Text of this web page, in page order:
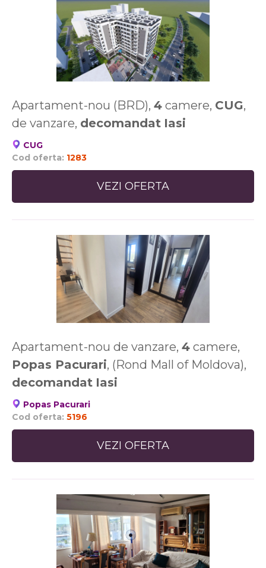
Apartament-nou (BRD), 4 camere, CUG,
de vanzare, decomandat Iasi
CUG
Cod oferta: 1283
VEZI OFERTA
Apartament-nou de vanzare, 4 camere,
Popas Pacurari, (Rond Mall of Moldova),
decomandat Iasi
Popas Pacurari
Cod oferta: 5196
VEZI OFERTA